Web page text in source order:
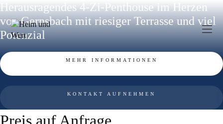
Zum
springen
Herausragendes 4-Zi-Penthouse im Herzen
von Gernsbach mit riesiger Terrasse und viel
Potenzial
MEHR INFORMATIONEN
KONTAKT AUFNEHMEN